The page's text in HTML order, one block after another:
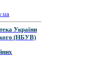
України
(НБУВ)